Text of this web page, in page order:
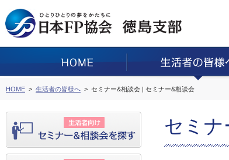
HOME 生活者の皆様へ セミナー&相談会 | セミナー&相談会
セミナ